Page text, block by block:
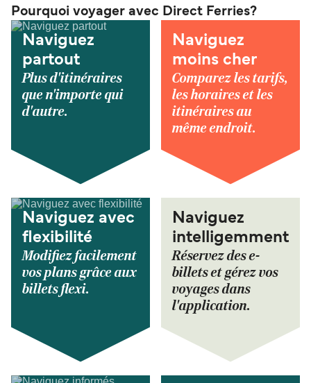
Pourquoi voyager avec Direct Ferries?
Naviguez
partout
Plus d'itinéraires
que n'importe qui
d'autre.
Naviguez
moins cher
Comparez les tarifs,
les horaires et les
itinéraires au
même endroit.
Naviguez avec
flexibilité
Modifiez facilement
vos plans grâce aux
billets flexi.
Naviguez
intelligemment
Réservez des e-
billets et gérez vos
voyages dans
l'application.